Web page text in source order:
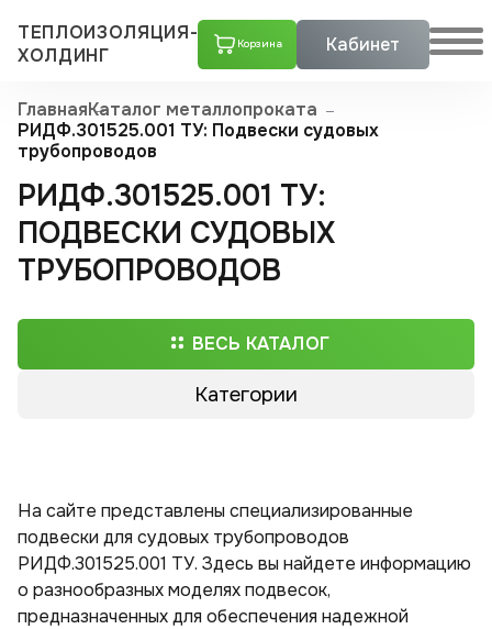
ТЕПЛОИЗОЛЯЦИЯ-
ХОЛДИНГ
Корзина Кабинет
ГлавнаяКаталог металлопроката
РИДФ.301525.001 ТУ: Подвески судовых
трубопроводов
РИДФ.301525.001 ТУ:
ПОДВЕСКИ СУДОВЫХ
ТРУБОПРОВОДОВ
ВЕСЬ КАТАЛОГ
Категории
Тройники стальные с шаровым краном воздушника ППУ
Тройники стальные ППУ
Переходы ППУ
Отводы стальные ППУ
На сайте представлены специализированные
подвески для судовых трубопроводов
РИДФ.301525.001 ТУ. Здесь вы найдете информацию
о разнообразных моделях подвесок,
предназначенных для обеспечения надежной